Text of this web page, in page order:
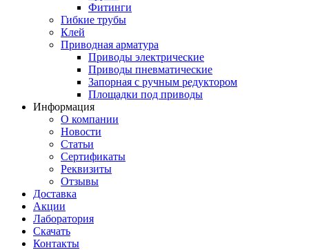
Фитинги
Гибкие трубы
Клей
Приводная арматура
Приводы электрические
Приводы пневматические
Запорная с ручным редуктором
Площадки под приводы
Информация
О компании
Новости
Статьи
Сертификаты
Реквизиты
Отзывы
Доставка
Акции
Лаборатория
Скачать
Контакты